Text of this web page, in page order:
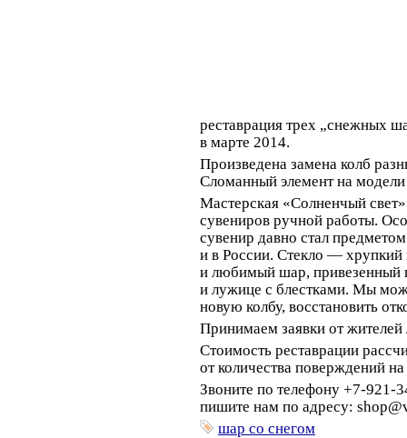
реставрация трех „снежных
в марте 2014.
Произведена замена колб
Сломанный элемент на модели
Мастерская «Солненчый
сувениров ручной работы.
сувенир давно стал
и в России. Стекло —
и любимый шар, привезенный
и лужице с блестками. Мы
новую колбу, восстановить
Принимаем заявки от
Стоимость реставрации
от количества поверждений на
Звоните по телефону +7-921-
пишите нам по адресу:
шар со снегом